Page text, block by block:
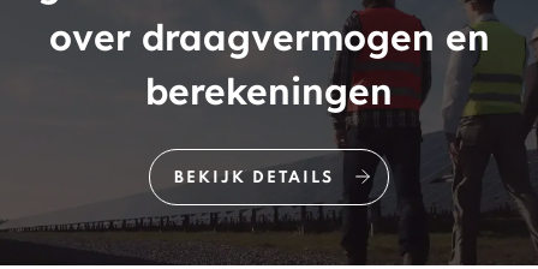
over draagvermogen en
berekeningen
BEKIJK DETAILS